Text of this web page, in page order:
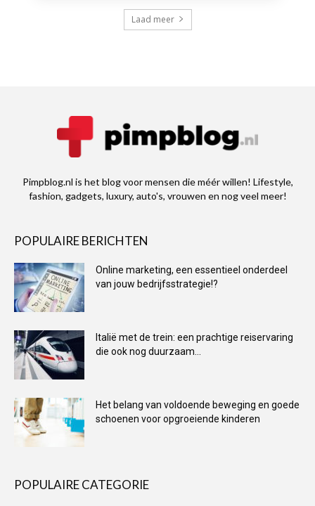
Laad meer
Pimpblog.nl is het blog voor mensen die méér willen! Lifestyle,
fashion, gadgets, luxury, auto's, vrouwen en nog veel meer!
POPULAIRE BERICHTEN
Online marketing, een essentieel onderdeel
van jouw bedrijfsstrategie!?
Italië met de trein: een prachtige reiservaring
die ook nog duurzaam...
Het belang van voldoende beweging en goede
schoenen voor opgroeiende kinderen
POPULAIRE CATEGORIE